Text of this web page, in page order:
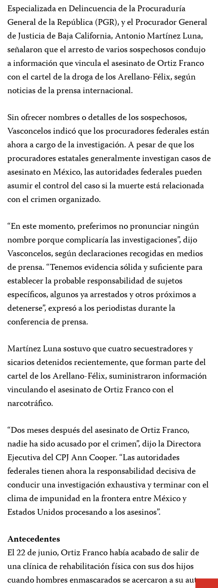
Especializada en Delincuencia de la Procuraduría
General de la República (PGR), y el Procurador General
de Justicia de Baja California, Antonio Martínez Luna,
señalaron que el arresto de varios sospechosos condujo
a información que vincula el asesinato de Ortiz Franco
con el cartel de la droga de los Arellano-Félix, según
noticias de la prensa internacional.
Sin ofrecer nombres o detalles de los sospechosos,
Vasconcelos indicó que los procuradores federales están
ahora a cargo de la investigación. A pesar de que los
procuradores estatales generalmente investigan casos de
asesinato en México, las autoridades federales pueden
asumir el control del caso si la muerte está relacionada
con el crimen organizado.
“En este momento, preferimos no pronunciar ningún
nombre porque complicaría las investigaciones”, dijo
Vasconcelos, según declaraciones recogidas en medios
de prensa. “Tenemos evidencia sólida y suficiente para
establecer la probable responsabilidad de sujetos
específicos, algunos ya arrestados y otros próximos a
detenerse”, expresó a los periodistas durante la
conferencia de prensa.
Martínez Luna sostuvo que cuatro secuestradores y
sicarios detenidos recientemente, que forman parte del
cartel de los Arellano-Félix, suministraron información
vinculando el asesinato de Ortiz Franco con el
narcotráfico.
“Dos meses después del asesinato de Ortiz Franco,
nadie ha sido acusado por el crimen”, dijo la Directora
Ejecutiva del CPJ Ann Cooper. “Las autoridades
federales tienen ahora la responsabilidad decisiva de
conducir una investigación exhaustiva y terminar con el
clima de impunidad en la frontera entre México y
Estados Unidos procesando a los asesinos”.
Antecedentes
El 22 de junio, Ortiz Franco había acabado de salir de
una clínica de rehabilitación física con sus dos hijos
cuando hombres enmascarados se acercaron a su auto y